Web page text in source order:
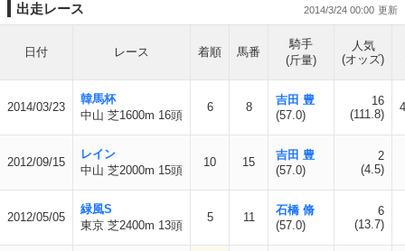
出走レース 2014/3/24 00:00
日付 レース 着順 馬番
騎手
(斤量)
人気
(オッズ)
2014/03/23
韓馬杯
中山 芝1600m 16頭
6 8
吉田 豊
(57.0)
16
(111.8)
2012/09/15
レイン
中山 芝2000m 15頭
10 15
吉田 豊
(57.0)
2
(4.5)
2012/05/05
緑風S
東京 芝2400m 13頭
5 11
石橋 脩
(57.0)
6
(13.7)